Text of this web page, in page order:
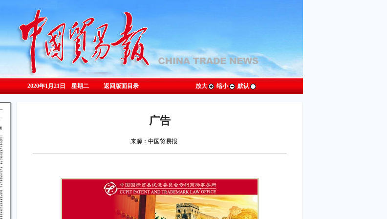
2020年1月21日 星期二 返回版面目录 放大 缩小 默认
广告
来源：中国贸易报